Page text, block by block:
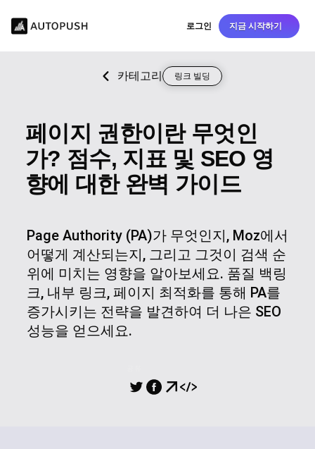
로그인 지금 시작하기
카테고리 링크 빌딩
페이지 권한이란 무엇인
가? 점수, 지표 및 SEO 영
향에 대한 완벽 가이드
Page Authority (PA)가 무엇인지, Moz에서
어떻게 계산되는지, 그리고 그것이 검색 순
위에 미치는 영향을 알아보세요. 품질 백링
크, 내부 링크, 페이지 최적화를 통해 PA를
증가시키는 전략을 발견하여 더 나은 SEO
성능을 얻으세요.